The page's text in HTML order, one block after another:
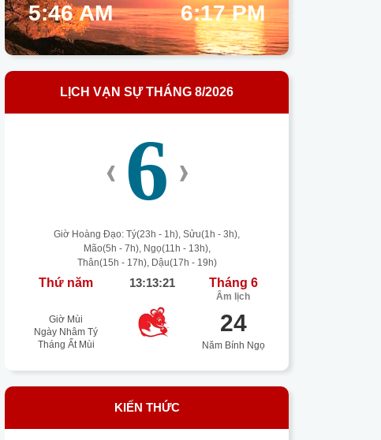
5:46 AM 6:17 PM
LỊCH VẠN SỰ THÁNG 8/2026
‹ 6 ›
Giờ Hoàng Đạo: Tý(23h - 1h), Sửu(1h - 3h),
Mão(5h - 7h), Ngọ(11h - 13h),
Thân(15h - 17h), Dậu(17h - 19h)
Thứ năm 13:13:22 Tháng 6
Âm lịch
Giờ Mùi
Ngày Nhâm Tý
Tháng Ất Mùi
24
Năm Bính Ngọ
KIẾN THỨC